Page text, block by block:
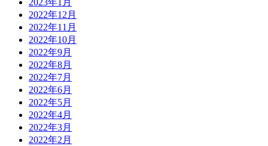
2023年1月
2022年12月
2022年11月
2022年10月
2022年9月
2022年8月
2022年7月
2022年6月
2022年5月
2022年4月
2022年3月
2022年2月